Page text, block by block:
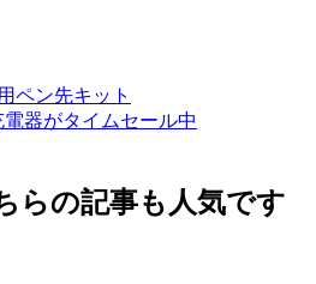
ペン先キット
器がタイムセール中